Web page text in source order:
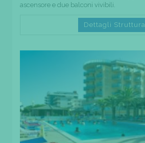
ascensore e due balconi vivibili.
Dettagli Struttura